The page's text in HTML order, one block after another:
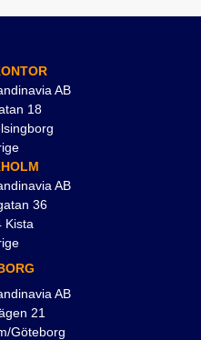
AB
18
AB
36
Kista
AB
21
Göteborg